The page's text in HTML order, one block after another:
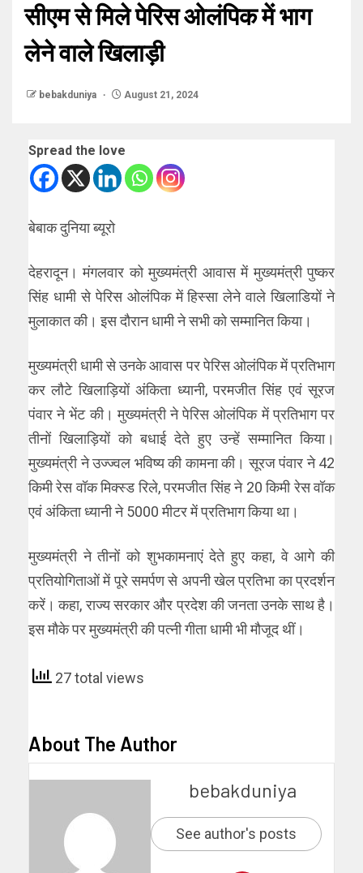
सीएम से मिले पेरिस ओलंपिक में भाग
लेने वाले खिलाड़ी
bebakduniya August 21, 2024
Spread the love
बेबाक दुनिया ब्यूरो
देहरादून। मंगलवार को मुख्यमंत्री आवास में मुख्यमंत्री पुष्कर
सिंह धामी से पेरिस ओलंपिक में हिस्सा लेने वाले खिलाडियों ने
मुलाकात की। इस दौरान धामी ने सभी को सम्मानित किया।
मुख्यमंत्री धामी से उनके आवास पर पेरिस ओलंपिक में प्रतिभाग
कर लौटे खिलाड़ियों अंकिता ध्यानी, परमजीत सिंह एवं सूरज
पंवार ने भेंट की। मुख्यमंत्री ने पेरिस ओलंपिक में प्रतिभाग पर
तीनों खिलाड़ियों को बधाई देते हुए उन्हें सम्मानित किया।
मुख्यमंत्री ने उज्ज्वल भविष्य की कामना की। सूरज पंवार ने 42
किमी रेस वॉक मिक्स्ड रिले, परमजीत सिंह ने 20 किमी रेस वॉक
एवं अंकिता ध्यानी ने 5000 मीटर में प्रतिभाग किया था।
मुख्यमंत्री ने तीनों को शुभकामनाएं देते हुए कहा, वे आगे की
प्रतियोगिताओं में पूरे समर्पण से अपनी खेल प्रतिभा का प्रदर्शन
करें। कहा, राज्य सरकार और प्रदेश की जनता उनके साथ है।
इस मौके पर मुख्यमंत्री की पत्नी गीता धामी भी मौजूद थीं।
27 total views
About The Author
bebakduniya
See author's posts